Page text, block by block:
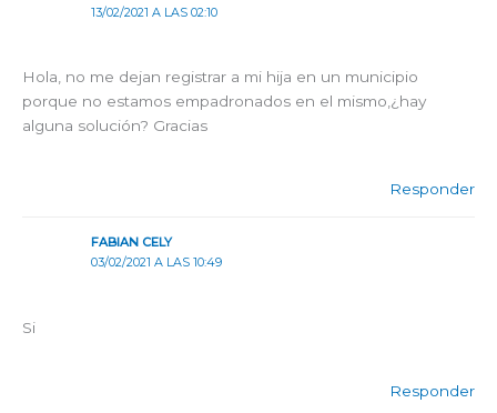
13/02/2021 A LAS 02:10
Hola, no me dejan registrar a mi hija en un municipio
porque no estamos empadronados en el mismo,¿hay
alguna solución? Gracias
Responder
FABIAN CELY
03/02/2021 A LAS 10:49
Si
Responder